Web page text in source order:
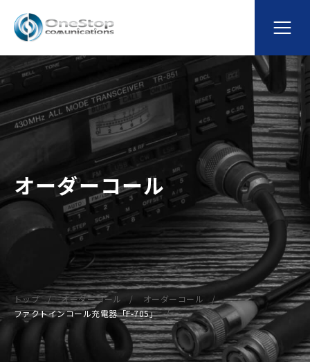
オーダーコール
トップ オーダーコール
オーダーコール
ファクトインコール充電器「F-705」